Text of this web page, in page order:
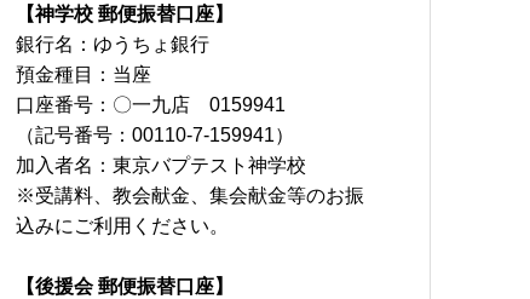
【神学校 郵便振替口座】
銀行名：ゆうちょ銀行
預金種目：当座
口座番号：〇一九店 0159941
（記号番号：00110-7-159941）
加入者名：東京バプテスト神学校
※受講料、教会献金、集会献金等のお振
込みにご利用ください。
【後援会 郵便振替口座】